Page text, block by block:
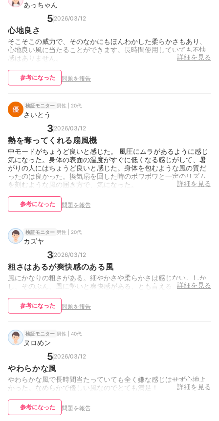
あっちゃん
5 2026/03/12
心地良さ
そこそこの威力で、そのなかにもほんわかした柔らかさもあり、
心地良い風に当たることができます。長時間使用していても不快
感はありません。
詳細を見る
参考になった 問題を報告
検証モニター 男性 | 20代
さいとう
3 2026/03/12
熱を奪ってくれる扇風機
中モードがちょうど良いと感じた。 風圧にムラがあるように感じ
気になった。身体の表面の温度がすぐに低くなる感じがして、暑
がりの人にはちょうど良いと感じた。身体を包むような風の質だ
ったのは良かった。換気扇を回した時のボワボワと一定のリズム
を刻むような風の届き方で、気になった。
詳細を見る
参考になった 問題を報告
検証モニター 男性 | 20代
カズヤ
3 2026/03/12
粗さはあるが爽快感のある風
風にかなりの粗さがある。細やかさや柔らかさは感じない。しか
し、そのぶん、風に勢いと爽快感がある、とも言える。詳細を見る
参考になった 問題を報告
検証モニター 男性 | 40代
ヌロめン
5 2026/03/12
やわらかな風
やわらかな風で長時間当たっていても全く嫌な感じはせず心地よ
かった。なめらかで優しい風なのでとても満足！
詳細を見る
参考になった 問題を報告